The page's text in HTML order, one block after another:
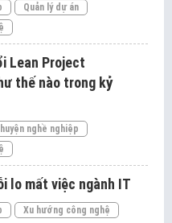
Quản lý dự án
Lean Project
thế nào trong kỷ
nghề nghiệp
lo mất việc ngành IT
Xu hướng công nghệ